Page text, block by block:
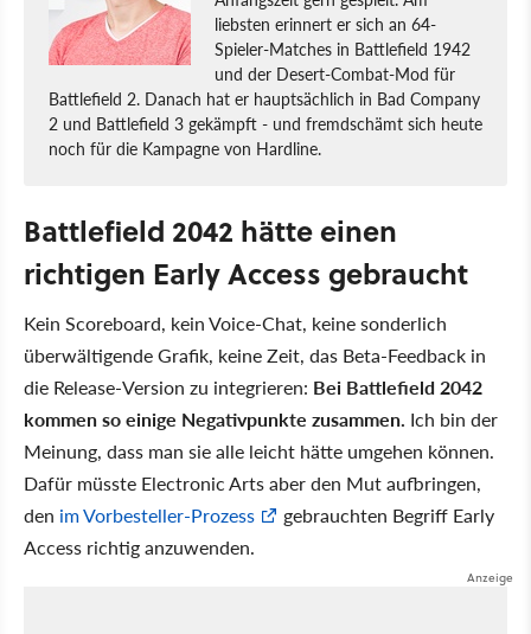
liebsten erinnert er sich an 64-
Spieler-Matches in Battlefield 1942
und der Desert-Combat-Mod für
Battlefield 2. Danach hat er hauptsächlich in Bad Company
2 und Battlefield 3 gekämpft - und fremdschämt sich heute
noch für die Kampagne von Hardline.
Battlefield 2042 hätte einen
richtigen Early Access gebraucht
Kein Scoreboard, kein Voice-Chat, keine sonderlich
überwältigende Grafik, keine Zeit, das Beta-Feedback in
die Release-Version zu integrieren: Bei Battlefield 2042
kommen so einige Negativpunkte zusammen. Ich bin der
Meinung, dass man sie alle leicht hätte umgehen können.
Dafür müsste Electronic Arts aber den Mut aufbringen,
den im Vorbesteller-Prozess
gebrauchten Begriff Early
Access richtig anzuwenden.